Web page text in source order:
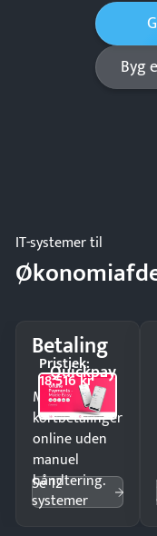
Byg
IT-systemer til
Betaling
Quickpay
Pristjek:
18.516 kr
Modtag
kortbetalinger
online uden
manuel
håndtering.
Se 12
systemer